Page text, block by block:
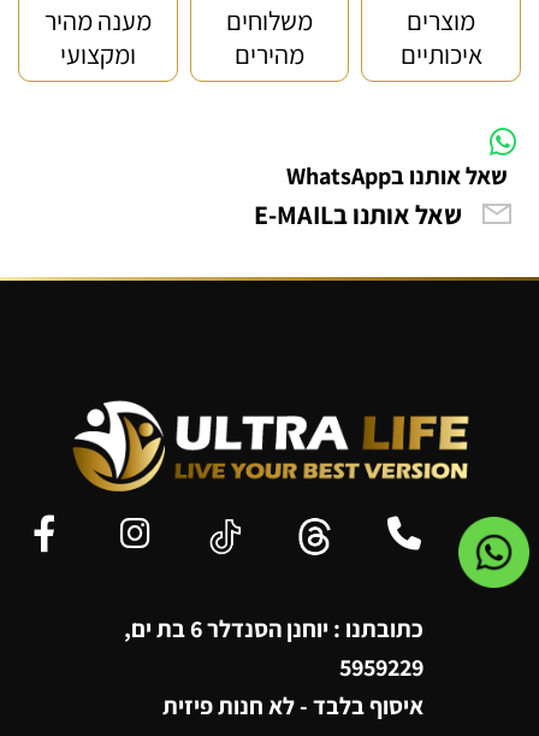
מוצרים
איכותיים
משלוחים
מהירים
מענה מהיר
ומקצועי
שאל אותנו בWhatsApp
שאל אותנו בE-MAIL
כתובתנו : יוחנן הסנדלר 6 בת ים,
5959229
איסוף בלבד - לא חנות פיזית